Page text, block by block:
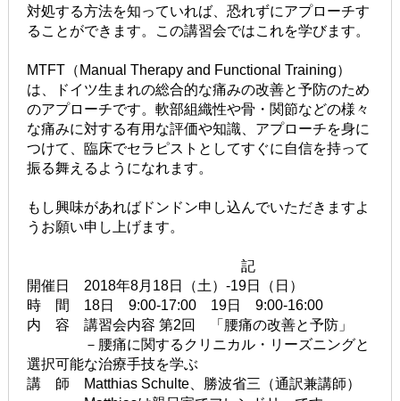
対処する方法を知っていれば、恐れずにアプローチす
ることができます。この講習会ではこれを学びます。
MTFT（Manual Therapy and Functional Training）
は、ドイツ生まれの総合的な痛みの改善と予防のため
のアプローチです。軟部組織性や骨・関節などの様々
な痛みに対する有用な評価や知識、アプローチを身に
つけて、臨床でセラピストとしてすぐに自信を持って
振る舞えるようになれます。
もし興味があればドンドン申し込んでいただきますよ
うお願い申し上げます。
記
開催日 2018年8月18日（土）-19日（日）
時 間 18日 9:00-17:00 19日 9:00-16:00
内 容 講習会内容 第2回 「腰痛の改善と予防」
－腰痛に関するクリニカル・リーズニングと
選択可能な治療手技を学ぶ
講 師 Matthias Schulte、勝波省三（通訳兼講師）